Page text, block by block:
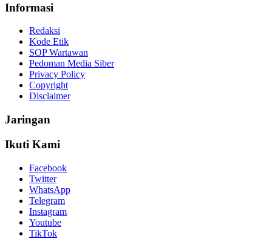
Informasi
Redaksi
Kode Etik
SOP Wartawan
Pedoman Media Siber
Privacy Policy
Copyright
Disclaimer
Jaringan
Ikuti Kami
Facebook
Twitter
WhatsApp
Telegram
Instagram
Youtube
TikTok